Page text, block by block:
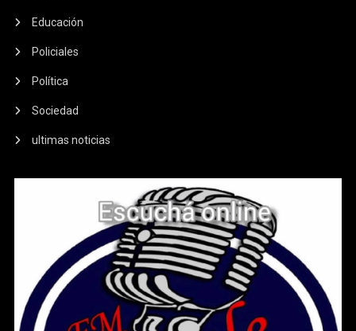
Educación
Policiales
Política
Sociedad
ultimas noticias